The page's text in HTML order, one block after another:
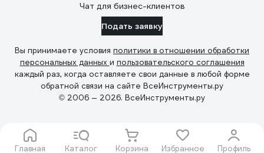
Главная Каталог Корзина Избранное Профиль
Чат для бизнес-клиентов
Подать заявку
Вы принимаете условия политики в отношении обработки
персональных данных и пользовательского соглашения
каждый раз, когда оставляете свои данные в любой форме
обратной связи на сайте ВсеИнструменты.ру
© 2006 — 2026. ВсеИнструменты.ру